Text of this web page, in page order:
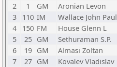
2
1 GM Aronian Levon
3
110 IM Wallace John Paul
4
150 FM House Glenn L
5
25 GM Sethuraman S.P.
6
19 GM Almasi Zoltan
7
27 GM Kovalev Vladislav